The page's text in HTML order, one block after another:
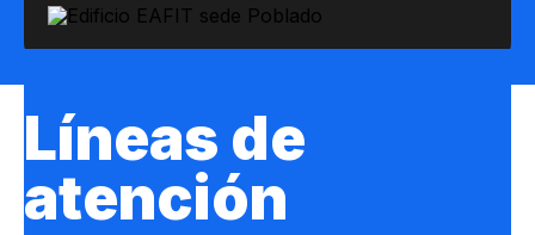
Líneas de
atención